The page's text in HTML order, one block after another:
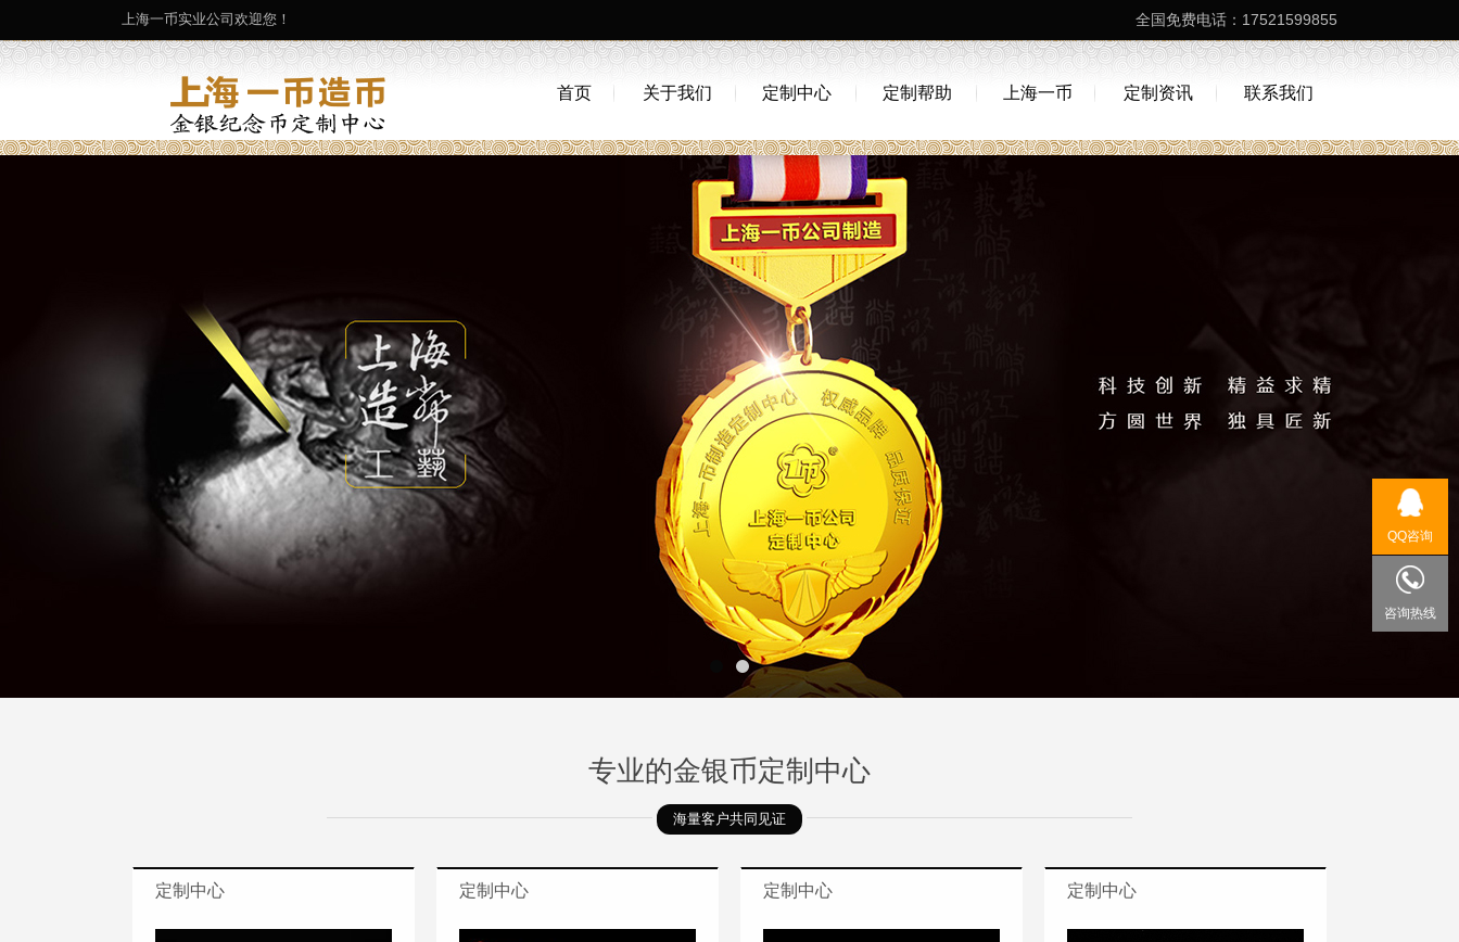
QQ咨询
咨询热线
全国免费电话：17521599855
上海一币实业公司欢迎您！
首页 关于我们 定制中心 定制帮助 上海一币 定制资讯 联系我们
专业的金银币定制中心
海量客户共同见证
定制中心 定制中心 定制中心 定制中心